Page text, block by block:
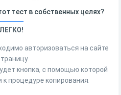
тест в собственных целях?
ЛЕГКО!
авторизоваться на сайте
кнопка, с помощью которой
процедуре копирования.